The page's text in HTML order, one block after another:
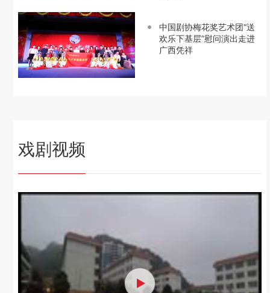
中国剧协梅花奖艺术团“送
欢乐下基层”慰问演出走进
广西凭祥
戏剧视频